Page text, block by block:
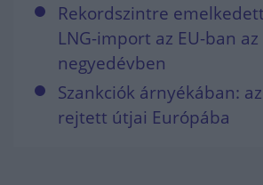
Rekordszintre
LNG-import az EU-ban
negyedévben
Szankciók árnyékában:
rejtett útjai Európába